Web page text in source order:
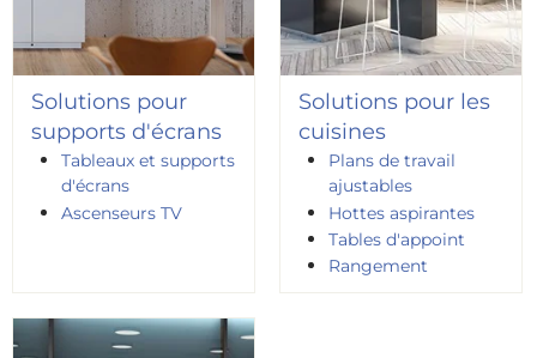
Solutions pour
supports d'écrans
Tableaux et supports
d'écrans
Ascenseurs TV
Solutions pour les
cuisines
Plans de travail
ajustables
Hottes aspirantes
Tables d'appoint
Rangement